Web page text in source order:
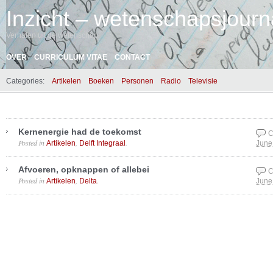
Inzicht –
Verhalen uit de wetenschap
OVER CURRICULUM VITAE CONTACT
Categories: Artikelen Boeken Personen Radio Televisie
Kernenergie had de toekomst
Posted in Artikelen Delft Integraal
Afvoeren, opknappen of allebei
Posted in Artikelen Delta